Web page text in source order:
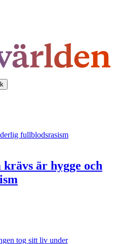
är hygge och
tog sitt liv under